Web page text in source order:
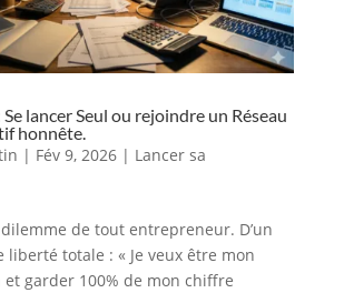
lancer Seul ou rejoindre un Réseau
honnête.
| Fév 9, 2026| Lancer sa
dilemme de tout entrepreneur. D’un
liberté totale : « Je veux être mon
garder 100% de mon chiffre